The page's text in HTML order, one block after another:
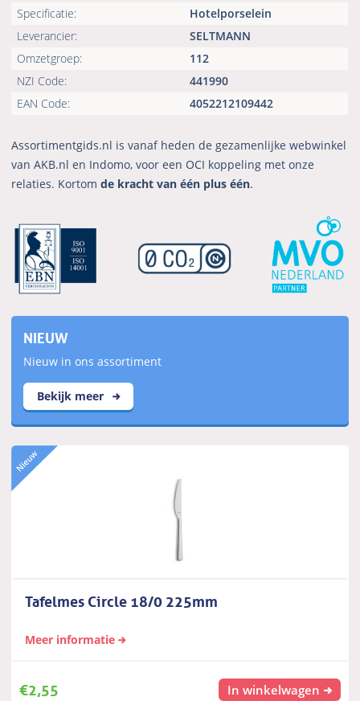
Specificatie:
Hotelporselein
Leverancier:
SELTMANN
Omzetgroep:
112
NZI Code:
441990
EAN Code:
4052212109442
Assortimentgids.nl is vanaf heden de gezamenlijke webwinkel
van AKB.nl en Indomo, voor een OCI koppeling met onze
relaties. Kortomde kracht van één plus één.
NIEUW
Nieuw in ons assortiment
Bekijk meer
Tafelmes Circle 18/0 225mm
Meer informatie
€2,55 In winkelwagen